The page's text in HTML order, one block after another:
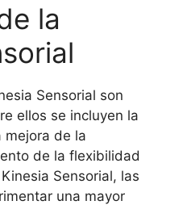
la
Sensorial son
ellos se incluyen la
mejora de la
de la flexibilidad
Sensorial, las
una mayor